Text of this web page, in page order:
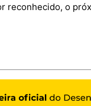
reconhecido, o